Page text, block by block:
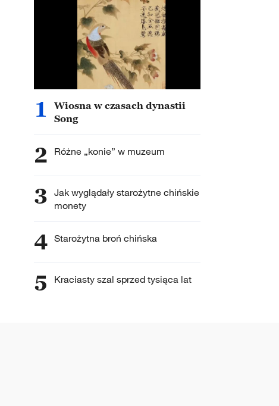
1
Wiosna w czasach dynastii
Song
2 Różne „konie” w muzeum
3 Jak wyglądały starożytne chińskie
monety
4 Starożytna broń chińska
5 Kraciasty szal sprzed tysiąca lat